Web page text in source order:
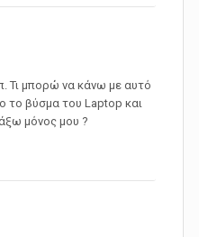
Τι μπορώ να κάνω με αυτό
το βύσμα του Laptop και
μόνος μου ?